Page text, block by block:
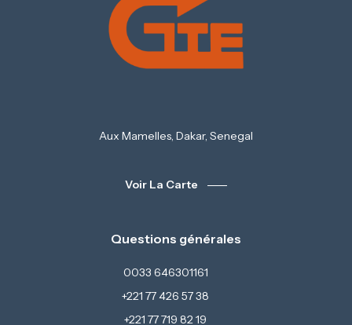
Aux Mamelles, Dakar, Senegal
Voir La Carte
Questions générales
0033 646301161
+221 77 426 57 38
+221 77 719 82 19